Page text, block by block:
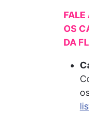
FALE
OS
DA